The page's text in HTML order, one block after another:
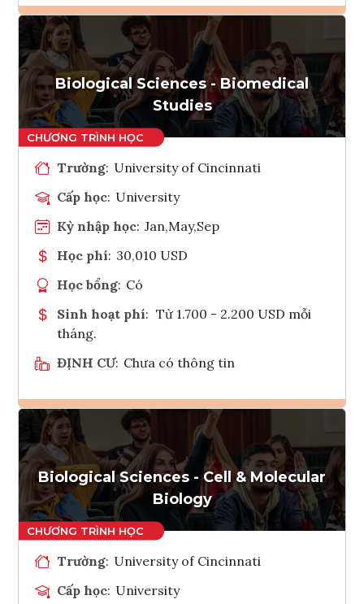
Ghi danh
Tham vấn Interlink
Biological Sciences - Biomedical
Studies
Trường: University of Cincinnati
Cấp học: University
Kỳ nhập học: Jan,May,Sep
Học phí: 30,010 USD
Học bổng: Có
Sinh hoạt phí: Từ 1.700 - 2.200 USD mỗi
tháng.
ĐỊNH CƯ: Chưa có thông tin
Ghi danh
Tham vấn Interlink
Biological Sciences - Cell & Molecular
Biology
Trường: University of Cincinnati
Cấp học: University